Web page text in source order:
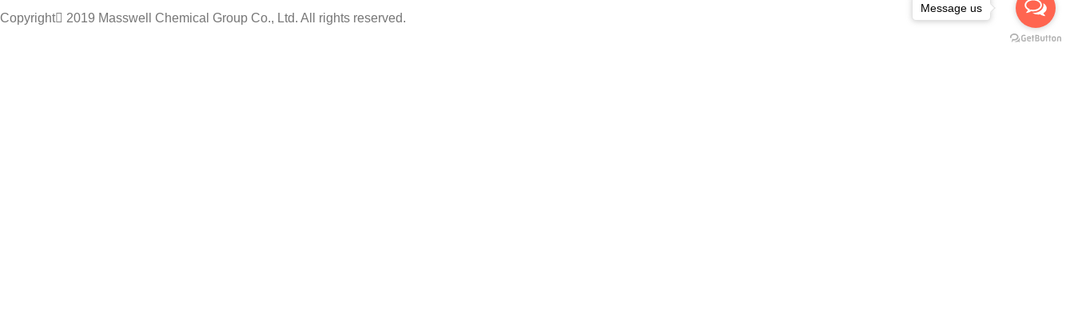
Copyright 2019 Masswell Chemical Group Co., Ltd. All rights reserved.
Message us